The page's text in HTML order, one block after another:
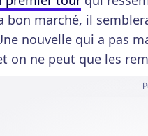
bon marché, il
nouvelle qui a pas
on ne peut que les